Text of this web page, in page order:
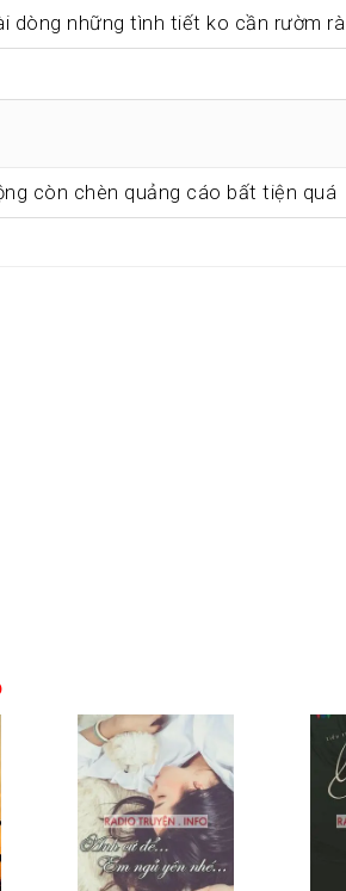
dòng những tình tiết ko cần rườm
còn chèn quảng cáo bất tiện quá